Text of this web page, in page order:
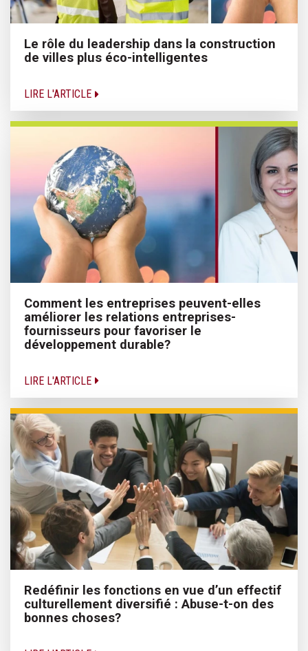
Le rôle du leadership dans la construction
de villes plus éco-intelligentes
LIRE L'ARTICLE
Comment les entreprises peuvent-elles
améliorer les relations entreprises-
fournisseurs pour favoriser le
développement durable?
LIRE L'ARTICLE
Redéfinir les fonctions en vue d’un effectif
culturellement diversifié : Abuse-t-on des
bonnes choses?